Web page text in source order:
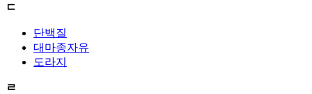
ㄷ
단백질
대마종자유
도라지
ㄹ